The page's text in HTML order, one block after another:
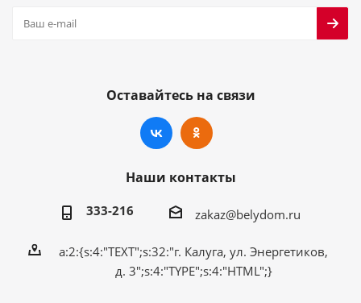
Оставайтесь на связи
Наши контакты
333-216 zakaz@belydom.ru
a:2:{s:4:"TEXT";s:32:"г. Калуга, ул. Энергетиков,
д. 3";s:4:"TYPE";s:4:"HTML";}